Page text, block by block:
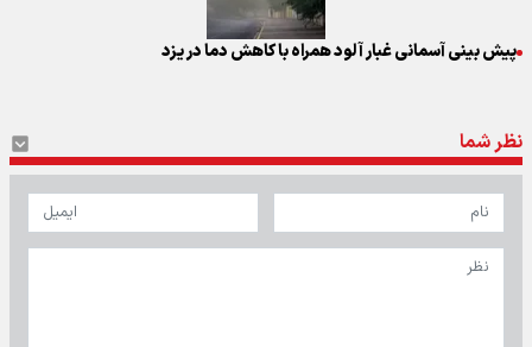
پیش بینی آسمانی غبار آلود همراه با کاهش دما در یزد
نظر شما